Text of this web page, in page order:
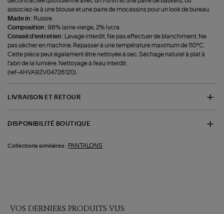
associez-le à une blouse et une paire de mocassins pour un look de bureau.
Made in : Russie.
Composition : 98% laine vierge, 2% lycra.
Conseil d'entretien :
Lavage interdit. Ne pas effectuer de blanchiment. Ne
pas sécher en machine. Repasser à une température maximum de 110°C.
Cette pièce peut également être nettoyée à sec. Séchage naturel à plat à
l'abri de la lumière. Nettoyage à l'eau interdit.
(ref-4HVA92V04726120)
LIVRAISON ET RETOUR
DISPONIBILITÉ BOUTIQUE
Collections similaires : PANTALONS
VOS DERNIERS PRODUITS VUS